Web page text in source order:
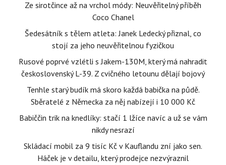
Ze sirotčince až na vrchol módy: Neuvěřitelný příběh
Coco Chanel
Šedesátník s tělem atleta: Janek Ledecký přiznal, co
stojí za jeho neuvěřitelnou fyzičkou
Rusové poprvé vzlétli s Jakem-130M, který má nahradit
československý L-39. Z cvičného letounu dělají bojový
Tenhle starý budík má skoro každá babička na půdě.
Sběratelé z Německa za něj nabízejí i 10 000 Kč
Babiččin trik na knedlíky: stačí 1 lžíce navíc a už se vám
nikdy nesrazí
Skládací mobil za 9 tisíc Kč v Kauflandu zní jako sen.
Háček je v detailu, který prodejce nezvýraznil